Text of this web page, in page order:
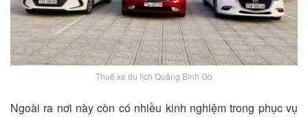
Thuê xe du lịch Quảng Bình Go
Ngoài ra nơi này còn có nhiều kinh nghiệm trong phục vụ